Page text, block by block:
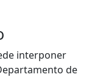
interponer
de